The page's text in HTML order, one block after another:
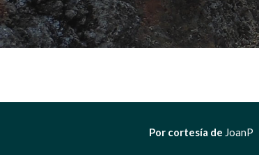
Por cortesía de JoanP